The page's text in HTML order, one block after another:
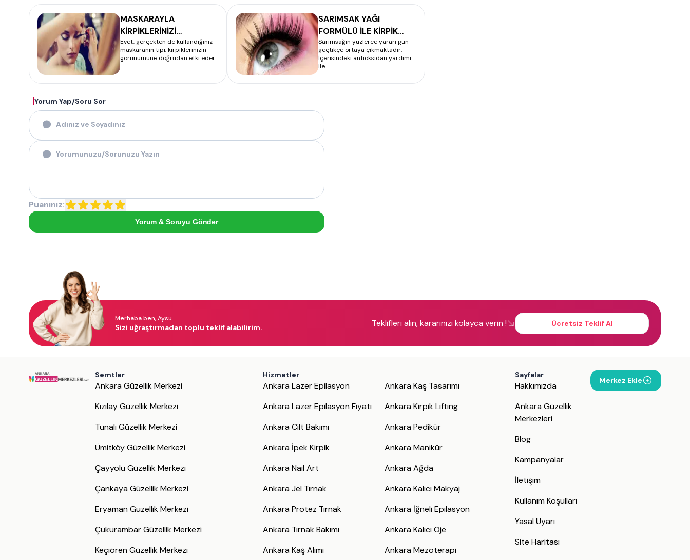
MASKARAYLA
KİRPİKLERİNİZİ
KALINLAŞTIRMANIN
SIRRI
Evet, gerçekten de kullandığınız
maskaranın tipi, kirpiklerinizin
görünümüne doğrudan etki eder.
SARIMSAK YAĞI
FORMÜLÜ İLE KİRPİK
UZATMA
Sarımsağın yüzlerce yararı gün
geçtikçe ortaya çıkmaktadır.
İçerisindeki antioksidan yardımı
ile
Yorum Yap/Soru Sor
Puanınız:
Yorum & Soruyu Gönder
Merhaba ben, Aysu.
Sizi uğraştırmadan toplu teklif alabilirim. Teklifleri alın, kararınızı kolayca verin ! Ücretsiz Teklif Al
Semtler
Ankara Güzellik Merkezi
Kızılay Güzellik Merkezi
Tunalı Güzellik Merkezi
Ümitköy Güzellik Merkezi
Çayyolu Güzellik Merkezi
Çankaya Güzellik Merkezi
Eryaman Güzellik Merkezi
Çukurambar Güzellik Merkezi
Keçiören Güzellik Merkezi
Hizmetler
Ankara Lazer Epilasyon
Ankara Lazer Epilasyon Fiyatı
Ankara Cilt Bakımı
Ankara İpek Kirpik
Ankara Nail Art
Ankara Jel Tırnak
Ankara Protez Tırnak
Ankara Tırnak Bakımı
Ankara Kaş Alımı
Ankara Kaş Tasarımı
Ankara Kirpik Lifting
Ankara Pedikür
Ankara Manikür
Ankara Ağda
Ankara Kalıcı Makyaj
Ankara İğneli Epilasyon
Ankara Kalıcı Oje
Ankara Mezoterapi
Sayfalar
Hakkımızda
Ankara Güzellik
Merkezleri
Blog
Kampanyalar
İletişim
Kullanım Koşulları
Yasal Uyarı
Site Haritası
Merkez Ekle